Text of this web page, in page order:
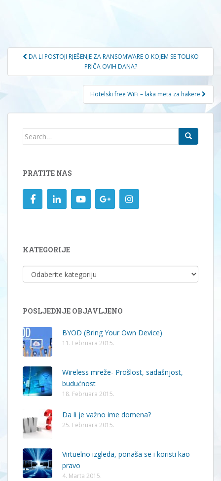
Navigacija
DA LI POSTOJI RJEŠENJE ZA RANSOMWARE O KOJEM SE TOLIKO
PRIČA OVIH DANA?
Hotelski free WiFi – laka meta za hakere
Search
PRATITE NAS
KATEGORIJE
KATEGORIJE
POSLJEDNJE OBJAVLJENO
BYOD (Bring Your Own Device)
11. Februara 2015.
Wireless mreže- Prošlost, sadašnjost,
budućnost
18. Februara 2015.
Da li je važno ime domena?
25. Februara 2015.
Virtuelno izgleda, ponaša se i koristi kao
pravo
4. Marta 2015.